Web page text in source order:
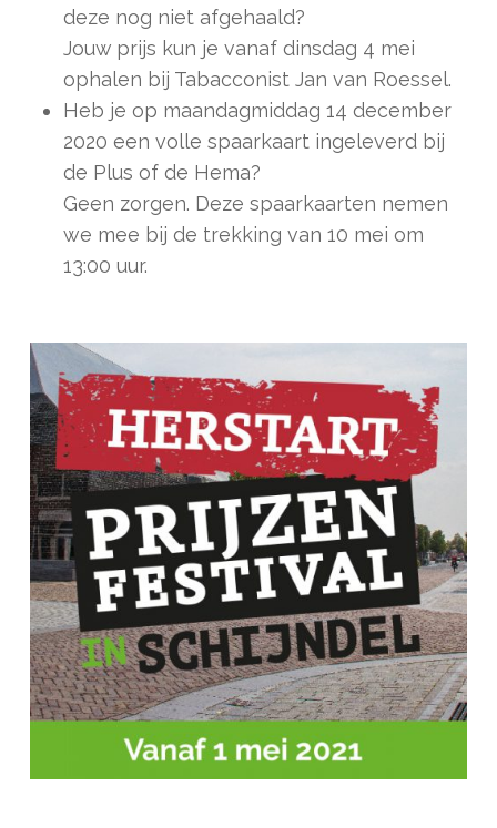
deze nog niet afgehaald?
Jouw prijs kun je vanaf dinsdag 4 mei
ophalen bij Tabacconist Jan van Roessel.
Heb je op maandagmiddag 14 december
2020 een volle spaarkaart ingeleverd bij
de Plus of de Hema?
Geen zorgen. Deze spaarkaarten nemen
we mee bij de trekking van 10 mei om
13:00 uur.